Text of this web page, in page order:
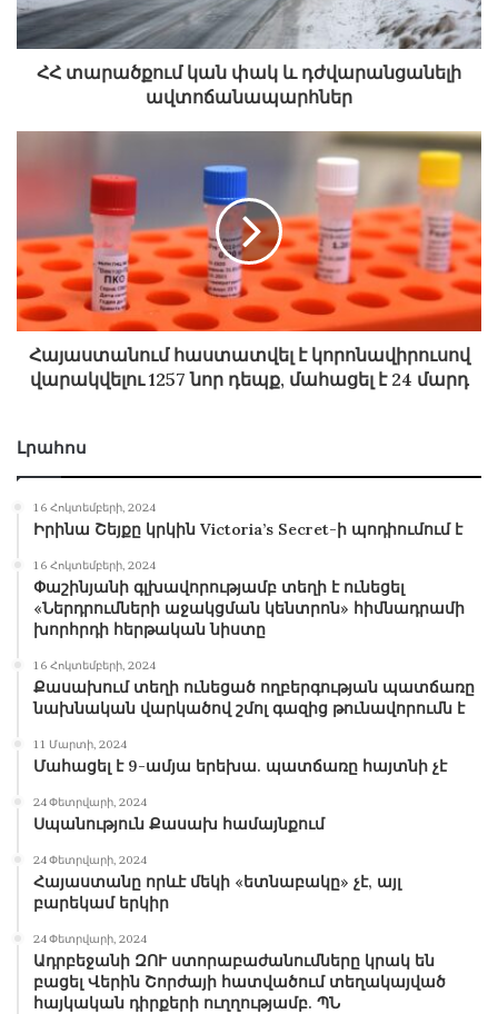
ՀՀ տարածքում կան փակ և դժվարանցանելի
ավտոճանապարհներ
Հայաստանում հաստատվել է կորոնավիրուսով
վարակվելու 1257 նոր դեպք, մահացել է 24 մարդ
Լրահոս
16 Հոկտեմբերի, 2024
Իրինա Շեյքը կրկին Victoria’s Secret-ի պոդիումում է
16 Հոկտեմբերի, 2024
Փաշինյանի գլխավորությամբ տեղի է ունեցել
«Ներդրումների աջակցման կենտրոն» հիմնադրամի
խորհրդի հերթական նիստը
16 Հոկտեմբերի, 2024
Քասախում տեղի ունեցած ողբերգության պատճառը
նախնական վարկածով շմոլ գազից թունավորումն է
11 Մարտի, 2024
Մահացել է 9-ամյա երեխա. պատճառը հայտնի չէ
24 Փետրվարի, 2024
Սպանություն Քասախ համայնքում
24 Փետրվարի, 2024
Հայաստանը որևէ մեկի «ետնաբակը» չէ, այլ
բարեկամ երկիր
24 Փետրվարի, 2024
Ադրբեջանի ԶՈՒ ստորաբաժանումները կրակ են
բացել Վերին Շորժայի հատվածում տեղակայված
հայկական դիրքերի ուղղությամբ. ՊՆ